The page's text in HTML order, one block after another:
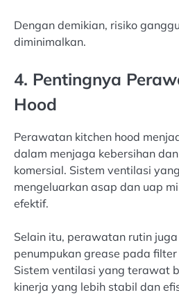
Dengan demikian, risiko
diminimalkan.
4. Pentingnya
Hood
Perawatan kitchen hood
dalam menjaga kebersihan
komersial. Sistem ventilasi
mengeluarkan asap dan uap
efektif.
Selain itu, perawatan rutin
penumpukan grease pada
Sistem ventilasi yang terawat
kinerja yang lebih stabil dan